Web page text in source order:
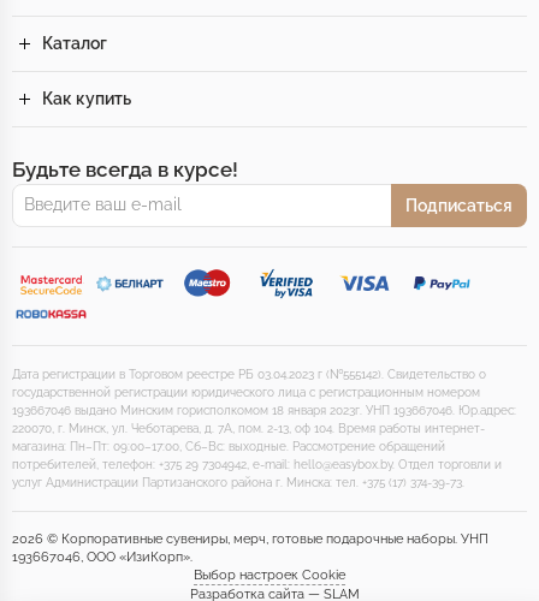
Каталог
Как купить
Будьте всегда в курсе!
Подписаться
Дата регистрации в Торговом реестре РБ 03.04.2023 г (№555142). Свидетельство о
государственной регистрации юридического лица с регистрационным номером
193667046 выдано Минским горисполкомом 18 января 2023г. УНП 193667046. Юр.адрес:
220070, г. Минск, ул. Чеботарева, д. 7А, пом. 2-13, оф 104. Время работы интернет-
магазина: Пн–Пт: 09:00–17:00, Сб–Вс: выходные. Рассмотрение обращений
потребителей, телефон: +375 29 7304942, e-mail: hello@easybox.by. Отдел торговли и
услуг Администрации Партизанского района г. Минска: тел. +375 (17) 374-39-73.
2026 © Корпоративные сувениры, мерч, готовые подарочные наборы. УНП
193667046, ООО «ИзиКорп».
Выбор настроек Cookie
Разработка сайта — SLAM